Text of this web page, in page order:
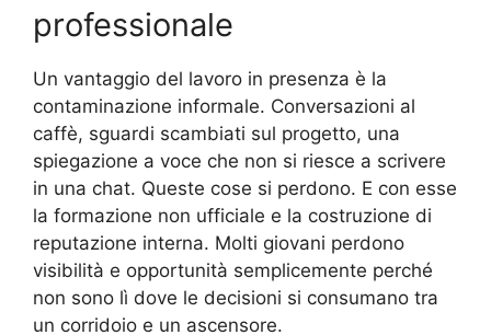
professionale
Un vantaggio del lavoro in presenza è la
contaminazione informale. Conversazioni al
caffè, sguardi scambiati sul progetto, una
spiegazione a voce che non si riesce a scrivere
in una chat. Queste cose si perdono. E con esse
la formazione non ufficiale e la costruzione di
reputazione interna. Molti giovani perdono
visibilità e opportunità semplicemente perché
non sono lì dove le decisioni si consumano tra
un corridoio e un ascensore.